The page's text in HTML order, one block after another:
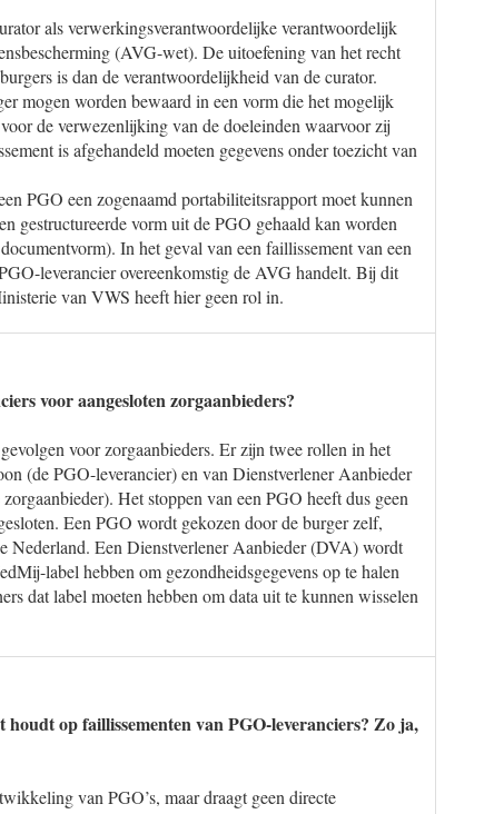
als verwerkingsverantwoordelijke verantwoordelijk
(AVG-wet). De uitoefening van het recht
is dan de verantwoordelijkheid van de curator.
mogen worden bewaard in een vorm die het mogelijk
de verwezenlijking van de doeleinden waarvoor zij
is afgehandeld moeten gegevens onder toezicht van
PGO een zogenaamd portabiliteitsrapport moet kunnen
gestructureerde vorm uit de PGO gehaald kan worden
In het geval van een faillissement van een
leverancier overeenkomstig de AVG handelt. Bij dit
van VWS heeft hier geen rol in.
voor aangesloten zorgaanbieders?
voor zorgaanbieders. Er zijn twee rollen in het
(de PGO-leverancier) en van Dienstverlener Aanbieder
Het stoppen van een PGO heeft dus geen
Een PGO wordt gekozen door de burger zelf,
Nederland. Een Dienstverlener Aanbieder (DVA) wordt
label hebben om gezondheidsgegevens op te halen
dat label moeten hebben om data uit te kunnen wisselen
op faillissementen van PGO-leveranciers? Zo ja,
van PGO’s, maar draagt geen directe